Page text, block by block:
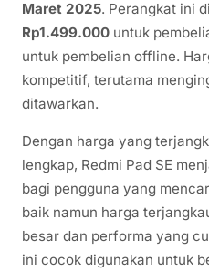
Maret 2025. Perangkat ini
Rp1.499.000 untuk
untuk pembelian offline.
kompetitif, terutama
ditawarkan.
Dengan harga yang
lengkap, Redmi Pad SE
bagi pengguna yang
baik namun harga
besar dan performa yang
ini cocok digunakan untuk